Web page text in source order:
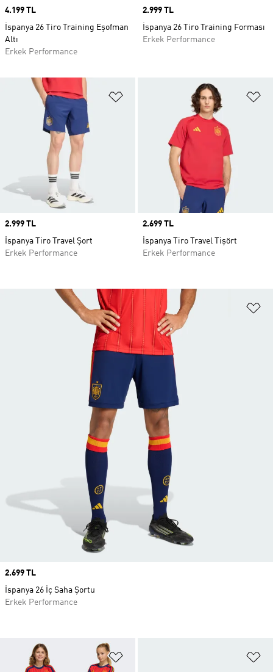
Price
4.199 TL
İspanya 26 Tiro Training Eşofman
Altı
Erkek Performance
Price
2.999 TL
İspanya 26 Tiro Training Forması
Erkek Performance
Favori Listesine Ekle
Price
2.999 TL
İspanya Tiro Travel Şort
Erkek Performance
Price
2.699 TL
İspanya Tiro Travel Tişört
Erkek Performance
Price
2.699 TL
İspanya 26 İç Saha Şortu
Erkek Performance